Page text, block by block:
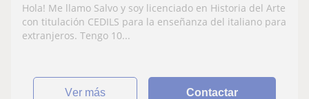
Hola! Me llamo Salvo y soy licenciado en Historia del Arte
con titulación CEDILS para la enseñanza del italiano para
extranjeros. Tengo 10...
ver más Contactar